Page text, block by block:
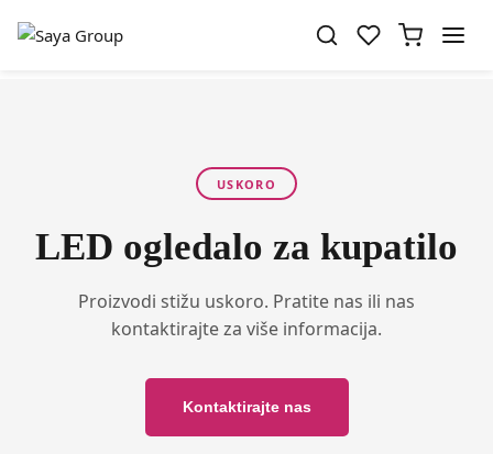
USKORO
LED ogledalo za kupatilo
Proizvodi stižu uskoro. Pratite nas ili nas
kontaktirajte za više informacija.
Kontaktirajte nas